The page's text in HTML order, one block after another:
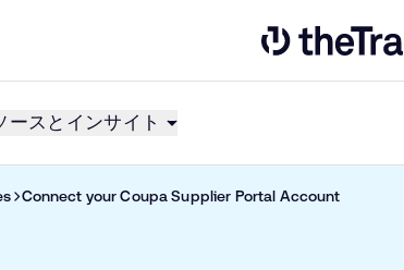
Link to The Trade
ースとインサイト
Connect your Coupa Supplier Portal Account